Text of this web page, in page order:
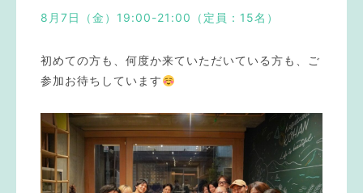
8月7日（金）19:00-21:00（定員：15名）
初めての方も、何度か来ていただいている方も、ご
参加お待ちしています